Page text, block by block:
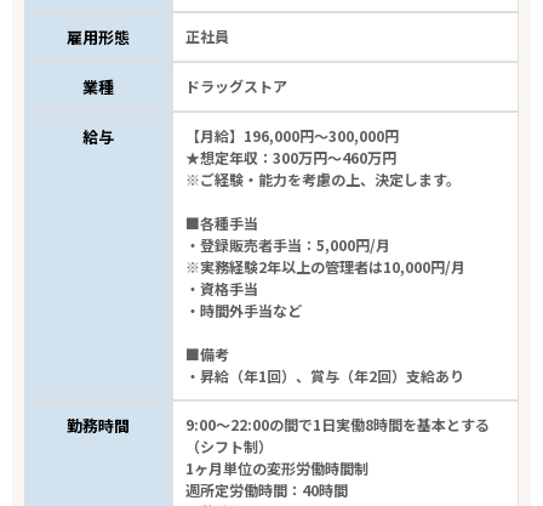
雇用形態 正社員
業種 ドラッグストア
給与
【月給】196,000円～300,000円
★想定年収：300万円～460万円
※ご経験・能力を考慮の上、決定します。
■各種手当
・登録販売者手当：5,000円/月
※実務経験2年以上の管理者は10,000円/月
・資格手当
・時間外手当など
■備考
・昇給（年1回）、賞与（年2回）支給あり
勤務時間
9:00～22:00の間で1日実働8時間を基本とする
（シフト制）
1ヶ月単位の変形労働時間制
週所定労働時間：40時間